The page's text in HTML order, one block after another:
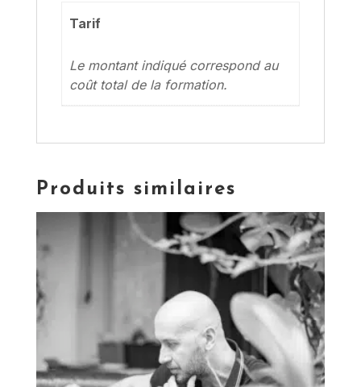
Tarif
Le montant indiqué correspond au
coût total de la formation.
Produits similaires